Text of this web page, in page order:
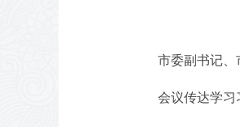
市委副书记、
会议传达学习